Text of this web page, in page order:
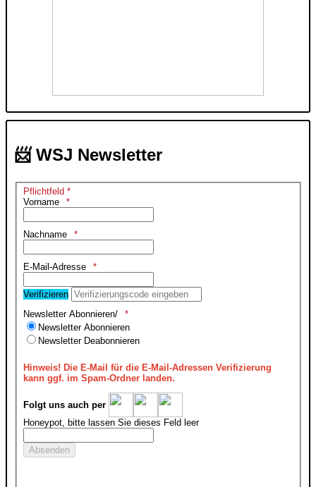
📨 WSJ Newsletter
Pflichtfeld *
Vorname
Nachname
E-Mail-Adresse
Verifizieren
Newsletter Abonnieren/
Newsletter Abonnieren
Newsletter Deabonnieren
Hinweis! Die E-Mail für die E-Mail-Adressen Verifizierung
kann ggf. im Spam-Ordner landen.
Folgt uns auch per
Honeypot, bitte lassen Sie dieses Feld leer